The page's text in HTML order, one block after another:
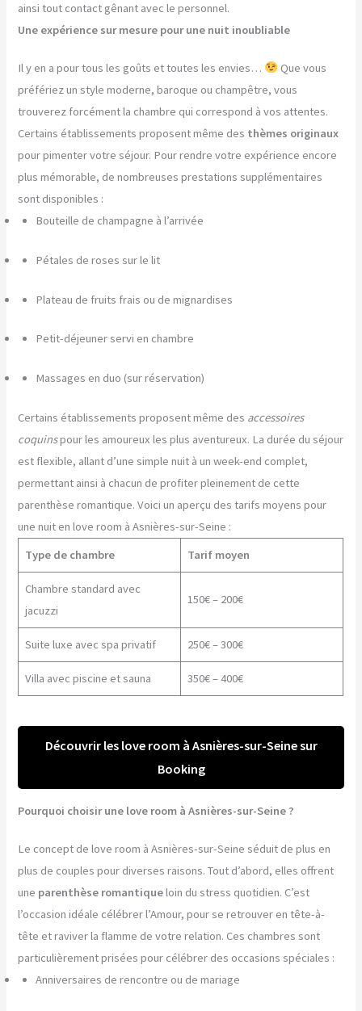
ainsi tout contact gênant avec le personnel.
Une expérience sur mesure pour une nuit inoubliable
Il y en a pour tous les goûts et toutes les envies…
Que vous
préfériez un style moderne, baroque ou champêtre, vous
trouverez forcément la chambre qui correspond à vos attentes.
Certains établissements proposent même des thèmes originaux
pour pimenter votre séjour. Pour rendre votre expérience encore
plus mémorable, de nombreuses prestations supplémentaires
sont disponibles :
Bouteille de champagne à l’arrivée
Pétales de roses sur le lit
Plateau de fruits frais ou de mignardises
Petit-déjeuner servi en chambre
Massages en duo (sur réservation)
Certains établissements proposent même des accessoires
coquinspour les amoureux les plus aventureux. La durée du séjour
est flexible, allant d’une simple nuit à un week-end complet,
permettant ainsi à chacun de profiter pleinement de cette
parenthèse romantique. Voici un aperçu des tarifs moyens pour
une nuit en love room à Asnières-sur-Seine :
Type de chambre
Tarif moyen
Chambre standard avec
jacuzzi
150€ – 200€
Suite luxe avec spa privatif 250€ – 300€
Villa avec piscine et sauna 350€ – 400€
Découvrir les love room à Asnières-sur-Seine sur
Booking
Pourquoi choisir une love room à Asnières-sur-Seine ?
Le concept de love room à Asnières-sur-Seine séduit de plus en
plus de couples pour diverses raisons. Tout d’abord, elles offrent
une parenthèse romantiqueloin du stress quotidien. C’est
l’occasion idéale célébrer l’Amour, pour se retrouver en tête-à-
tête et raviver la flamme de votre relation. Ces chambres sont
particulièrement prisées pour célébrer des occasions spéciales :
Anniversaires de rencontre ou de mariage